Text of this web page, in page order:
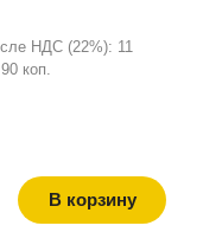
НДС (22%): 11
коп.
В корзину